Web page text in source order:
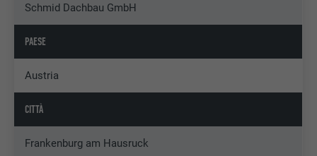
Schmid Dachbau GmbH
PAESE
Austria
CITTÀ
Frankenburg am Hausruck